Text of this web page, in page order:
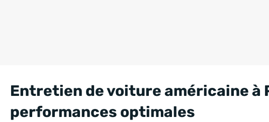
Entretien de voiture américaine à
performances optimales